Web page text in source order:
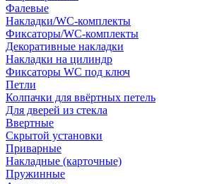
Фалевые
Накладки/WC-комплекты
Фиксаторы/WC-комплекты
Декоративные накладки
Накладки на цилиндр
Фиксаторы WC под ключ
Петли
Колпачки для ввёртных петель
Для дверей из стекла
Ввертные
Скрытой установки
Приварные
Накладные (карточные)
Пружинные